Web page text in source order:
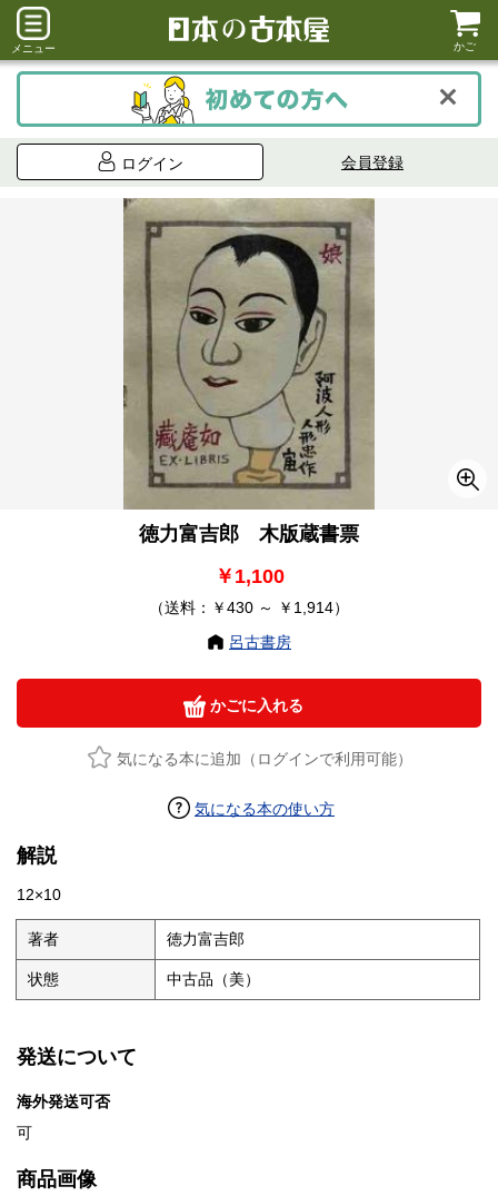
メニュー かご
ログイン 会員登録
徳力富吉郎 木版蔵書票
￥1,100
（送料：￥430 ～ ￥1,914）
呂古書房
かごに入れる
気になる本に追加（ログインで利用可能）
気になる本の使い方
解説
12×10
著者 徳力富吉郎
状態 中古品（美）
発送について
海外発送可否
可
商品画像